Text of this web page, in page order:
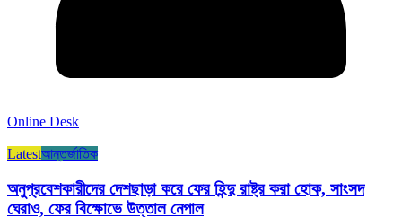
Online Desk
Latestআন্তর্জাতিক
অনুপ্রবেশকারীদের দেশছাড়া করে ফের হিন্দু রাষ্ট্র করা হোক, সাংসদ
ঘেরাও, ফের বিক্ষোভে উত্তাল নেপাল